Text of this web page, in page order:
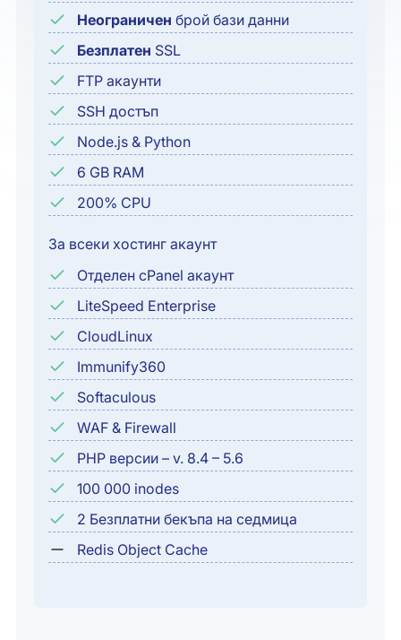
Неограниченброй бази данни
Безплатен SSL
FTP акаунти
SSH достъп
Node.js & Python
6 GB RAM
200% CPU
За всеки хостинг акаунт
Отделен cPanel акаунт
LiteSpeed Enterprise
CloudLinux
Immunify360
Softaculous
WAF & Firewall
PHP версии – v. 8.4 – 5.6
100 000 inodes
2 Безплатни бекъпа на седмица
Redis Object Cache